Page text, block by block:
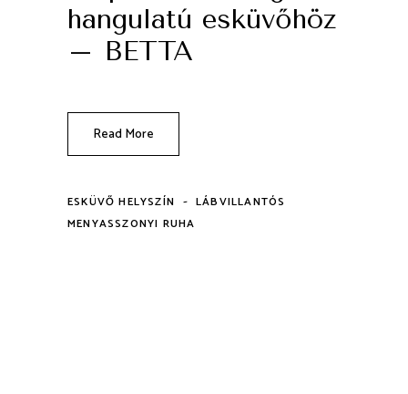
hangulatú esküvőhöz
– BETTA
Read More
ESKÜVŐ HELYSZÍN - LÁBVILLANTÓS
MENYASSZONYI RUHA